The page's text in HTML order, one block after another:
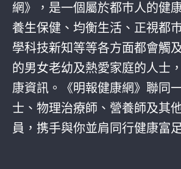
網》，是一個屬於都巿人的健
養生保健、均衡生活、正視都
學科技新知等等各方面都會觸
的男女老幼及熱愛家庭的人士
康資訊。《明報健康網》聯同
士、物理治療師、營養師及其
員，携手與你並肩同行健康富